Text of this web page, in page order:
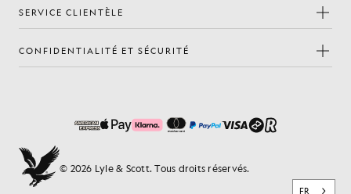
SERVICE CLIENTÈLE
CONFIDENTIALITÉ ET SÉCURITÉ
© 2026 Lyle & Scott. Tous droits réservés.
FR